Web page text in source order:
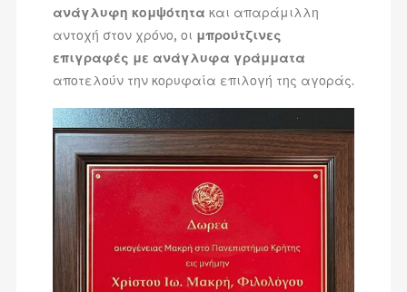
ανάγλυφη κομψότητα και απαράμιλλη
αντοχή στον χρόνο, οι μπρούτζινες
επιγραφές με ανάγλυφα γράμματα
αποτελούν την κορυφαία επιλογή της αγοράς.